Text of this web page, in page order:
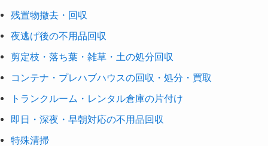
残置物撤去・回収
夜逃げ後の不用品回収
剪定枝・落ち葉・雑草・土の処分回収
コンテナ・プレハブハウスの回収・処分・買取
トランクルーム・レンタル倉庫の片付け
即日・深夜・早朝対応の不用品回収
特殊清掃